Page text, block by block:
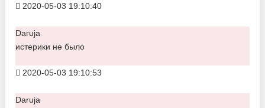
2020-05-03 19:10:40
Daruja
истерики не было
2020-05-03 19:10:53
Daruja